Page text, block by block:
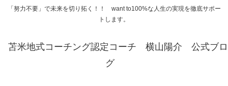
「努力不要」で未来を切り拓く！！ want to100%な人生の実現を徹底サポー
トします。
苫米地式コーチング認定コーチ 横山陽介 公式ブロ
グ